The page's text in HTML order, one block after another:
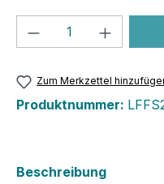
Produkt
Zum Merkzettel
Produktnummer:
Beschreibung